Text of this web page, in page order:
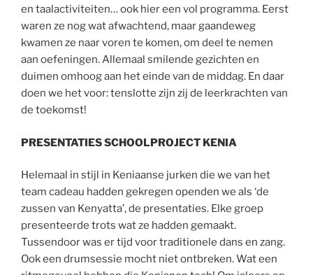
en taalactiviteiten… ook hier een vol programma. Eerst
waren ze nog wat afwachtend, maar gaandeweg
kwamen ze naar voren te komen, om deel te nemen
aan oefeningen. Allemaal smilende gezichten en
duimen omhoog aan het einde van de middag. En daar
doen we het voor: tenslotte zijn zij de leerkrachten van
de toekomst!
PRESENTATIES SCHOOLPROJECT KENIA
Helemaal in stijl in Keniaanse jurken die we van het
team cadeau hadden gekregen openden we als ‘de
zussen van Kenyatta’, de presentaties. Elke groep
presenteerde trots wat ze hadden gemaakt.
Tussendoor was er tijd voor traditionele dans en zang.
Ook een drumsessie mocht niet ontbreken. Wat een